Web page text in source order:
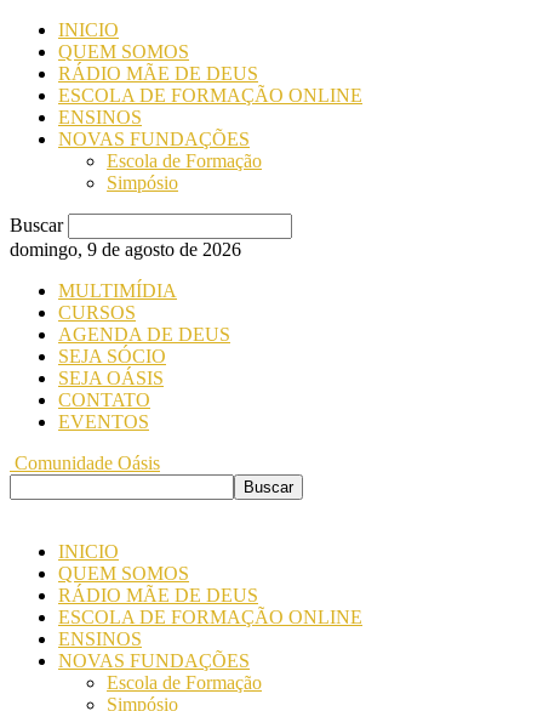
INICIO
QUEM SOMOS
RÁDIO MÃE DE DEUS
ESCOLA DE FORMAÇÃO ONLINE
ENSINOS
NOVAS FUNDAÇÕES
Escola de Formação
Simpósio
Buscar
domingo, 9 de agosto de 2026
MULTIMÍDIA
CURSOS
AGENDA DE DEUS
SEJA SÓCIO
SEJA OÁSIS
CONTATO
EVENTOS
Comunidade Oásis
INICIO
QUEM SOMOS
RÁDIO MÃE DE DEUS
ESCOLA DE FORMAÇÃO ONLINE
ENSINOS
NOVAS FUNDAÇÕES
Escola de Formação
Simpósio